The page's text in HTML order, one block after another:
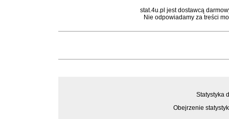
stat.4u.pl jest dostawcą
Nie odpowiadamy za treści
Statystyka
Obejrzenie